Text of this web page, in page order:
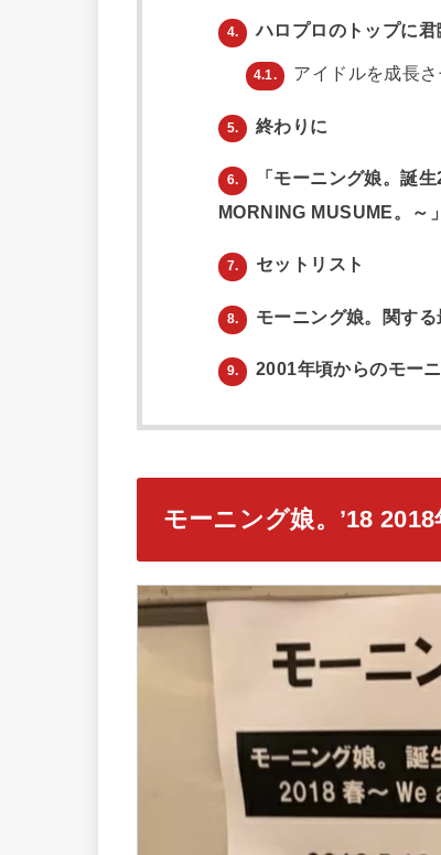
4. ハロプロのトップに
4.1. アイドルを成長さ
5. 終わりに
6.
「モーニング娘。誕
MORNING MUSUME。～
7. セットリスト
8. モーニング娘。関す
9. 2001年頃からのモー
モーニング娘。’18